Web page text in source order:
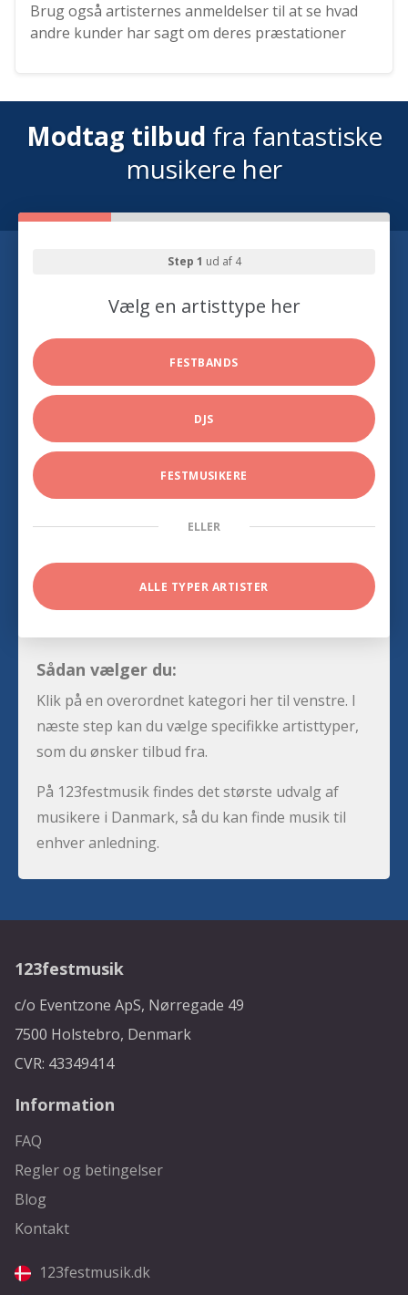
Brug også artisternes anmeldelser til at se hvad
andre kunder har sagt om deres præstationer
Modtag tilbud fra fantastiske
musikere her
Step 1 ud af 4
Vælg en artisttype her
FESTBANDS
DJS
FESTMUSIKERE
ELLER
ALLE TYPER ARTISTER
Sådan vælger du:
Klik på en overordnet kategori her til venstre. I
næste step kan du vælge specifikke artisttyper,
som du ønsker tilbud fra.
På 123festmusik findes det største udvalg af
musikere i Danmark, så du kan finde musik til
enhver anledning.
123festmusik
c/o Eventzone ApS, Nørregade 49
7500 Holstebro, Denmark
CVR: 43349414
Information
FAQ
Regler og betingelser
Blog
Kontakt
123festmusik.dk